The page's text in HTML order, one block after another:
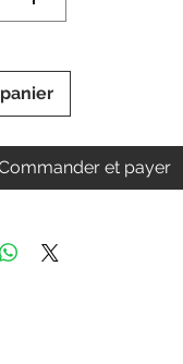
et payer